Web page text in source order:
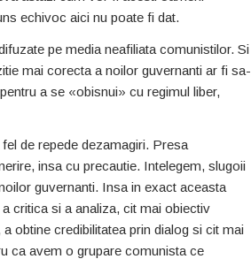
echivoc aici nu poate fi dat.
pe media neafiliata comunistilor. Si
mai corecta a noilor guvernanti ar fi sa-
a se «obisnui» cu regimul liber,
de repede dezamagiri. Presa
insa cu precautie. Intelegem, slugoii
guvernanti. Insa in exact aceasta
critica si a analiza, cit mai obiectiv
obtine credibilitatea prin dialog si cit mai
ca avem o grupare comunista ce